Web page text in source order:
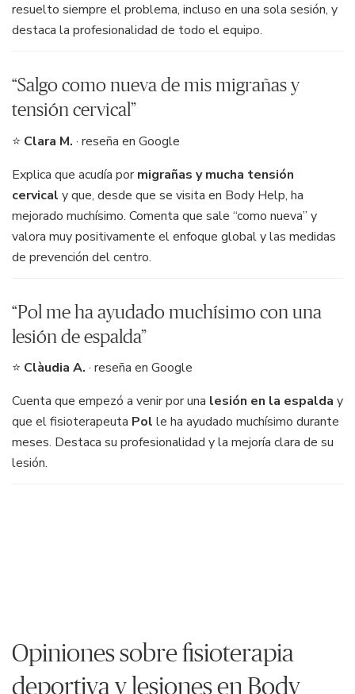
resuelto siempre el problema, incluso en una sola sesión, y
destaca la profesionalidad de todo el equipo.
“Salgo como nueva de mis migrañas y
tensión cervical”
⭐ Clara M. · reseña en Google
Explica que acudía pormigrañas y mucha tensión
cervical y que, desde que se visita en Body Help, ha
mejorado muchísimo. Comenta que sale “como nueva” y
valora muy positivamente el enfoque global y las medidas
de prevención del centro.
“Pol me ha ayudado muchísimo con una
lesión de espalda”
⭐ Clàudia A. · reseña en Google
Cuenta que empezó a venir por una lesión en la espalda y
que el fisioterapeuta Pol le ha ayudado muchísimo durante
meses. Destaca su profesionalidad y la mejoría clara de su
lesión.
Opiniones sobre fisioterapia
deportiva y lesiones en Body